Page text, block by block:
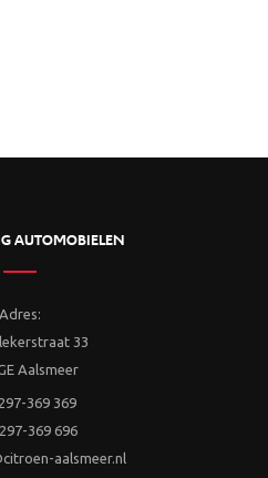
AUTOMOBIELEN
Adres:
33
Aalsmeer
369 369
369 696
aalsmeer.nl